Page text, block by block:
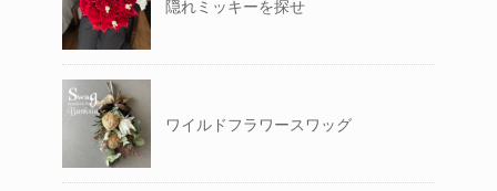
隠れミッキーを探せ
ワイルドフラワースワッグ